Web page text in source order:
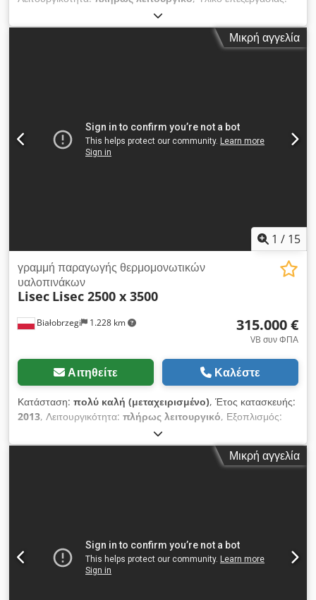
Μονοσυστατικό σιλικόνη 1K για σφράγιση τζαμιών Dcsdjznbv
Tjpfx Agtek Εφαρμογή σιλικόνης: Σφράγιση του τζαμιού,
εφαρμογή κατά μήκος της περιμέτρου του γυαλιού/προφίλ
Μικρή αγγελία
1 / 15
Białobrzegi 1.228 km
γραμμή παραγωγής θερμομονωτικών
υαλοπινάκων
Lisec Lisec 2500 x 3500
315.000 €
VB συν ΦΠΑ
Αιτηθείτε Καλέστε
Κατάσταση: πολύ καλή (μεταχειρισμένο), Έτος κατασκευής:
2013, Λειτουργικότητα: πλήρως λειτουργικό, Εξοπλισμός:
, LISEC, διαστάσεις 2500 mm x 3500
mm. Dcodpozkugdefx Agtjk Έτος κατασκευής: 2013. Η
Μικρή αγγελία